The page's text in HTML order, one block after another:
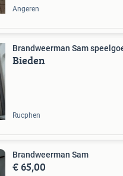
Angeren
Brandweerman Sam
Bieden
Rucphen
Brandweerman Sam
€ 65,00